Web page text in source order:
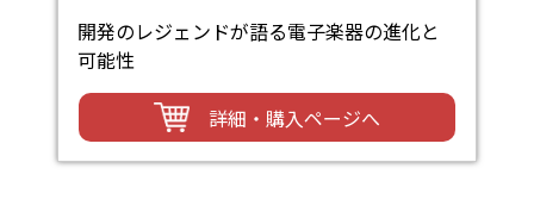
開発のレジェンドが語る電子楽器の進化と
可能性
詳細・購入ページへ